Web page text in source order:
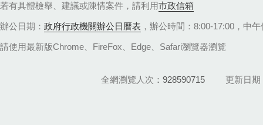
若有具體檢舉、建議或陳情案件，請利用市政信箱
辦公日期： 政府行政機關辦公日曆表 ，辦公時間：8:00-17:00，中
請使用最新版Chrome、FireFox、Edge、Safari瀏覽器瀏覽
全網瀏覽人次 928590715 更新日期